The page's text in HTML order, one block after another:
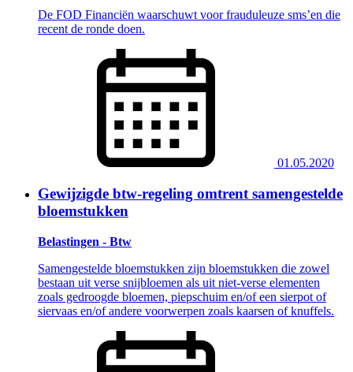
De FOD Financiën waarschuwt voor frauduleuze sms’en die
recent de ronde doen.
01.05.2020
Gewijzigde btw-regeling omtrent samengestelde
bloemstukken
Belastingen - Btw
Samengestelde bloemstukken zijn bloemstukken die zowel
bestaan uit verse snijbloemen als uit niet-verse elementen
zoals gedroogde bloemen, piepschuim en/of een sierpot of
siervaas en/of andere voorwerpen zoals kaarsen of knuffels.